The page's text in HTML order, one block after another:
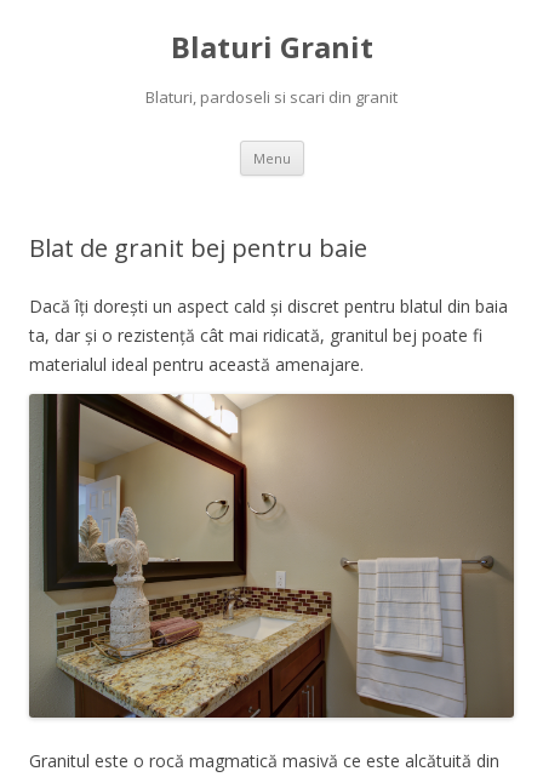
Blaturi Granit
Blaturi, pardoseli si scari din granit
Menu Skip to content
Blat de granit bej pentru baie
Dacă îți dorești un aspect cald și discret pentru blatul din baia
ta, dar și o rezistență cât mai ridicată, granitul bej poate fi
materialul ideal pentru această amenajare.
Granitul este o rocă magmatică masivă ce este alcătuită din